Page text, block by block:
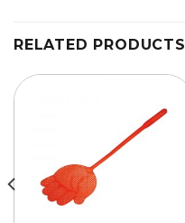
RELATED PRODUCTS